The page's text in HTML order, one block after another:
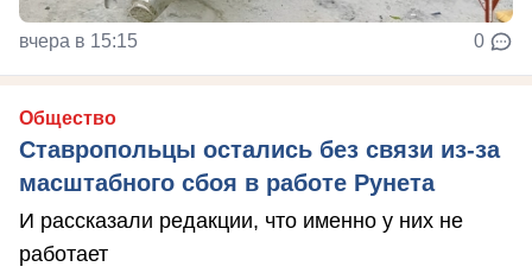
вчера в 15:15 0
Общество
Ставропольцы остались без связи из-за
масштабного сбоя в работе Рунета
И рассказали редакции, что именно у них не
работает